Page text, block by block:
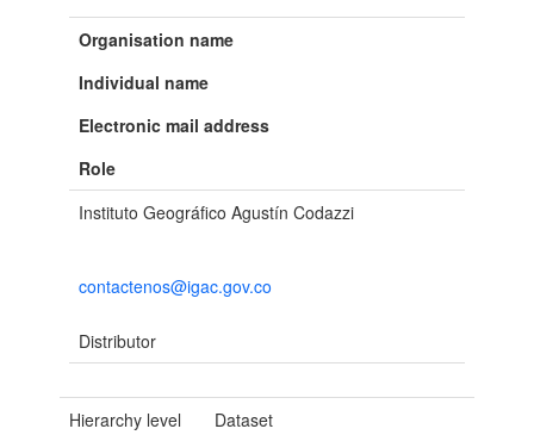
Organisation name
Individual name
Electronic mail address
Role
Instituto Geográfico Agustín Codazzi
contactenos@igac.gov.co
Distributor
Hierarchy level
Dataset